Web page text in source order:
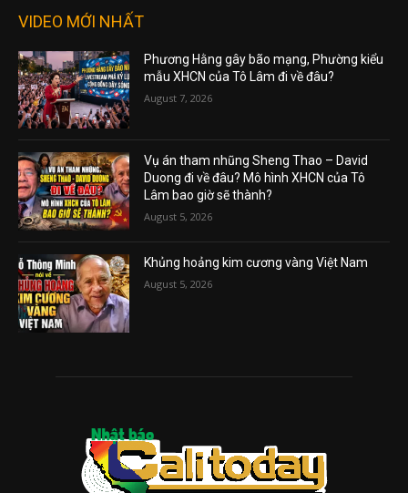
VIDEO MỚI NHẤT
Phương Hằng gây bão mạng, Phường kiểu
mẫu XHCN của Tô Lâm đi về đâu?
August 7, 2026
Vụ án tham nhũng Sheng Thao – David
Duong đi về đâu? Mô hình XHCN của Tô
Lâm bao giờ sẽ thành?
August 5, 2026
Khủng hoảng kim cương vàng Việt Nam
August 5, 2026